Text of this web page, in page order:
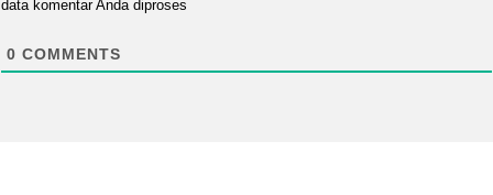
data komentar Anda diproses
0 COMMENTS